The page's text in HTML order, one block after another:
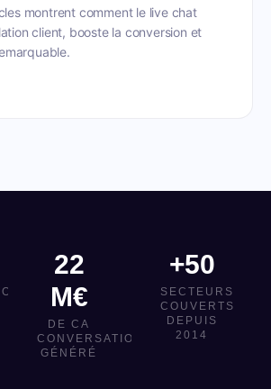
montrent comment le live chat
client, booste la conversion et
22
M€
DE CA
CONVERSATIONNEL
GÉNÉRÉ
+50
SECTEURS
COUVERTS
DEPUIS
2014